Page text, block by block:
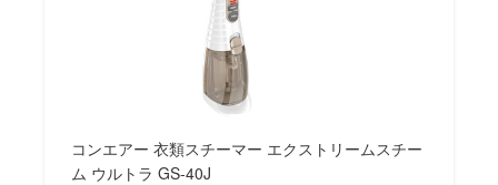
コンエアー 衣類スチーマー エクストリームスチー
ム ウルトラ GS-40J